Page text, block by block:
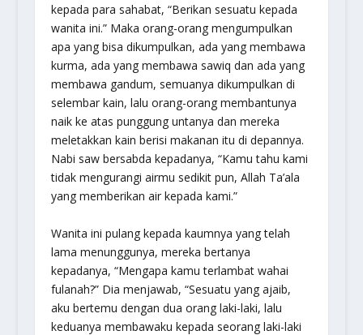
kepada para sahabat, “Berikan sesuatu kepada
wanita ini.” Maka orang-orang mengumpulkan
apa yang bisa dikumpulkan, ada yang membawa
kurma, ada yang membawa sawiq dan ada yang
membawa gandum, semuanya dikumpulkan di
selembar kain, lalu orang-orang membantunya
naik ke atas punggung untanya dan mereka
meletakkan kain berisi makanan itu di depannya.
Nabi saw bersabda kepadanya, “Kamu tahu kami
tidak mengurangi airmu sedikit pun, Allah Ta’ala
yang memberikan air kepada kami.”
Wanita ini pulang kepada kaumnya yang telah
lama menunggunya, mereka bertanya
kepadanya, “Mengapa kamu terlambat wahai
fulanah?” Dia menjawab, “Sesuatu yang ajaib,
aku bertemu dengan dua orang laki-laki, lalu
keduanya membawaku kepada seorang laki-laki